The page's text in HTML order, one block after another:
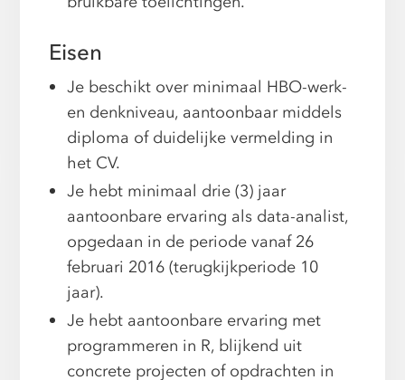
Eisen
Je beschikt over minimaal HBO-werk-
en denkniveau, aantoonbaar middels
diploma of duidelijke vermelding in
het CV.
Je hebt minimaal drie (3) jaar
aantoonbare ervaring als data-analist,
opgedaan in de periode vanaf 26
februari 2016 (terugkijkperiode 10
jaar).
Je hebt aantoonbare ervaring met
programmeren in R, blijkend uit
concrete projecten of opdrachten in